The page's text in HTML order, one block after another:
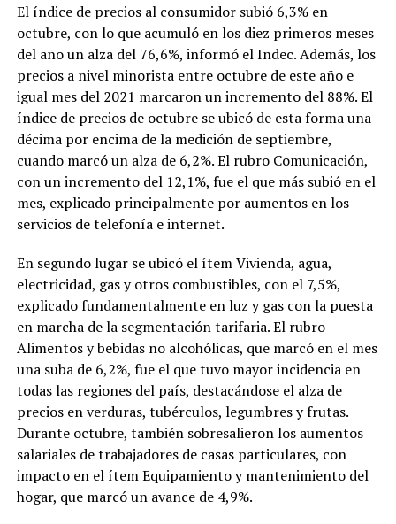
El índice de precios al consumidor subió 6,3% en
octubre, con lo que acumuló en los diez primeros meses
del año un alza del 76,6%, informó el Indec. Además, los
precios a nivel minorista entre octubre de este año e
igual mes del 2021 marcaron un incremento del 88%. El
índice de precios de octubre se ubicó de esta forma una
décima por encima de la medición de septiembre,
cuando marcó un alza de 6,2%. El rubro Comunicación,
con un incremento del 12,1%, fue el que más subió en el
mes, explicado principalmente por aumentos en los
servicios de telefonía e internet.
En segundo lugar se ubicó el ítem Vivienda, agua,
electricidad, gas y otros combustibles, con el 7,5%,
explicado fundamentalmente en luz y gas con la puesta
en marcha de la segmentación tarifaria. El rubro
Alimentos y bebidas no alcohólicas, que marcó en el mes
una suba de 6,2%, fue el que tuvo mayor incidencia en
todas las regiones del país, destacándose el alza de
precios en verduras, tubérculos, legumbres y frutas.
Durante octubre, también sobresalieron los aumentos
salariales de trabajadores de casas particulares, con
impacto en el ítem Equipamiento y mantenimiento del
hogar, que marcó un avance de 4,9%.